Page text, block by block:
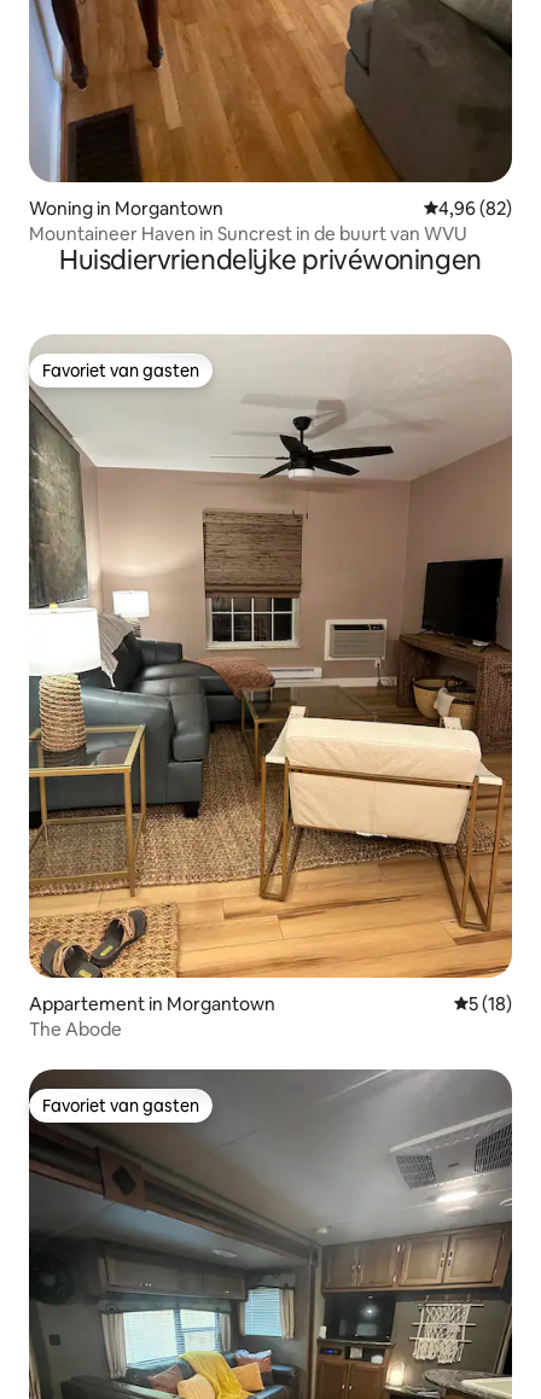
Woning in Morgantown Gemiddelde
4,96 (82)
Mountaineer Haven in Suncrest in de buurt van WVU
Huisdiervriendelijke privéwoningen
Favoriet van gasten
Favoriet van gasten
Appartement in Morgantown
5 (18)
The Abode
Favoriet van gasten
Favoriet van gasten